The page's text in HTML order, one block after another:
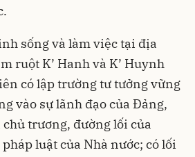
sống và làm việc tại địa
ruột K’ Hanh và K’ Huynh
có lập trường tư tưởng vững
vào sự lãnh đạo của Đảng,
trương, đường lối của
luật của Nhà nước; có lối